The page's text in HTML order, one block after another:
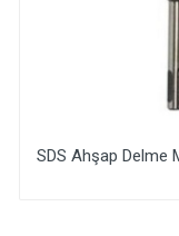
SDS Ahşap Delme